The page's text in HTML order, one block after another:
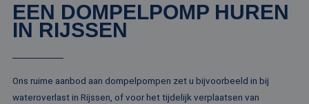
EEN DOMPELPOMP HUREN
IN RIJSSEN
Ons ruime aanbod aan dompelpompen zet u bijvoorbeeld in bij
wateroverlast in Rijssen, of voor het tijdelijk verplaatsen van